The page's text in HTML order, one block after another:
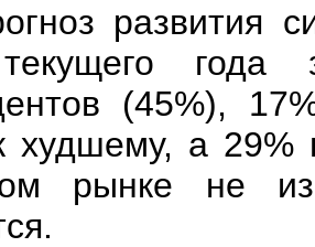
развития
года
(45%),
худшему, а 29%
рынке не